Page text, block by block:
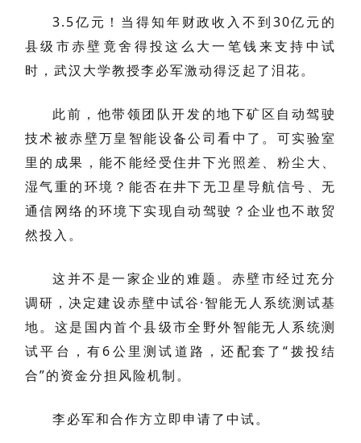
3.5亿元！当得知年财政收入不到30亿元的
县级市赤壁竟舍得投这么大一笔钱来支持中试
时，武汉大学教授李必军激动得泛起了泪花。
此前，他带领团队开发的地下矿区自动驾驶
技术被赤壁万皇智能设备公司看中了。可实验室
里的成果，能不能经受住井下光照差、粉尘大、
湿气重的环境？能否在井下无卫星导航信号、无
通信网络的环境下实现自动驾驶？企业也不敢贸
然投入。
这并不是一家企业的难题。赤壁市经过充分
调研，决定建设赤壁中试谷·智能无人系统测试基
地。这是国内首个县级市全野外智能无人系统测
试平台，有6公里测试道路，还配套了“拨投结
合”的资金分担风险机制。
李必军和合作方立即申请了中试。